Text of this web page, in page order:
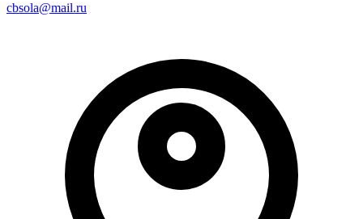
cbsola@mail.ru